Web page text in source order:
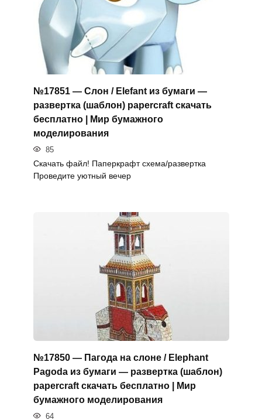
№17851 — Слон / Elefant из бумаги —
развертка (шаблон) papercraft скачать
бесплатно | Мир бумажного
моделирования
85
Скачать файл! Паперкрафт схема/развертка
Проведите уютный вечер
№17850 — Пагода на слоне / Elephant
Pagoda из бумаги — развертка (шаблон)
papercraft скачать бесплатно | Мир
бумажного моделирования
64